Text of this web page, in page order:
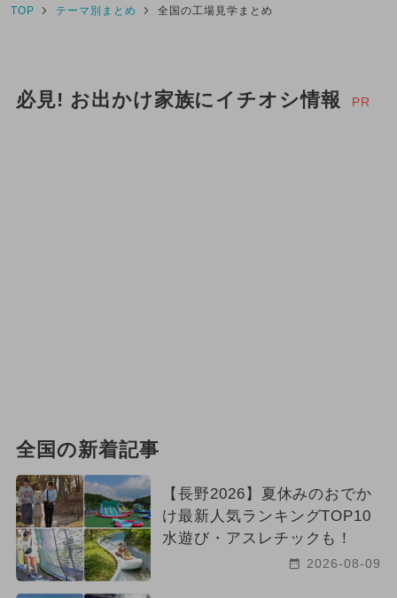
TOP テーマ別まとめ 全国の工場見学まとめ
必見! お出かけ家族にイチオシ情報 PR
全国の新着記事
【長野2026】夏休みのおでか
け最新人気ランキングTOP10
水遊び・アスレチックも！
2026-08-09